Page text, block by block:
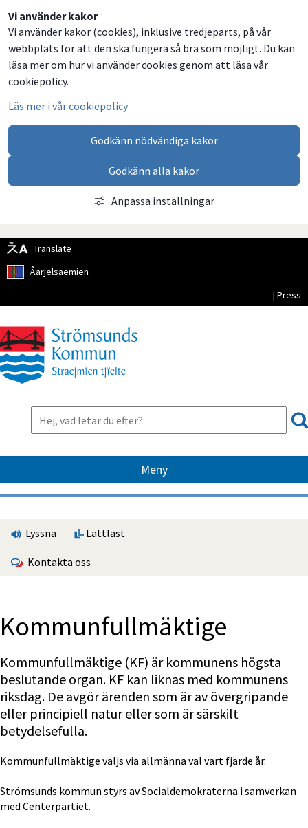
Vi använder kakor
Vi använder kakor (cookies), inklusive tredjeparts, på vår
webbplats för att den ska fungera så bra som möjligt. Du kan
läsa mer om hur vi använder cookies genom att läsa vår
cookiepolicy.
Läs mer i vår cookiepolicy
Godkänn nödvändiga kakor
Godkänn alla kakor
Anpassa inställningar
Translate
Åarjelsaemien
| Press
Meny
Lyssna Lättläst
Kontakta oss
Kommun­fullmäktige
Kommunfullmäktige (KF) är kommunens högsta
beslutande organ. KF kan liknas med kommunens
riksdag. De avgör ärenden som är av övergripande
eller principiell natur eller som är särskilt
betydelsefulla.
Kommunfullmäktige väljs via allmänna val vart fjärde år.
Strömsunds kommun styrs av Socialdemokraterna i samverkan
med Centerpartiet.
Dela
på
Facebook
Dela
på
Twitter
Dela
på
LinkedIn
Dela
via
email